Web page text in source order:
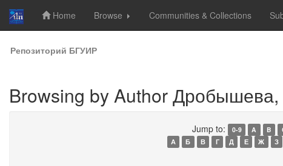
Skip
navigation
Home Browse Communities & Collections
Репозиторий БГУИР
Browsing by Author
Jump to: 0-9 A B
А
Б В Г Д Е Ж З